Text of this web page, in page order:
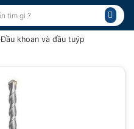
Đầu khoan và đầu tuýp